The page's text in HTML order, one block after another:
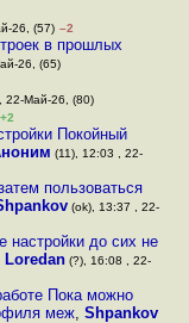
26, (57) –2
в прошлых
26, (65)
22-Май-26, (80)
+2
Покойный
(11), 12:03 , 22-
пользоваться
(ok), 13:37 , 22-
настройки до сих не
Loredan (?), 16:08 , 22-
Пока можно
меж, Shpankov